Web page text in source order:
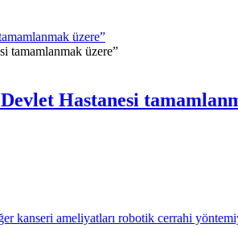
üzere”
Hastanesi
kanseri ameliyatları robotik cerrahi